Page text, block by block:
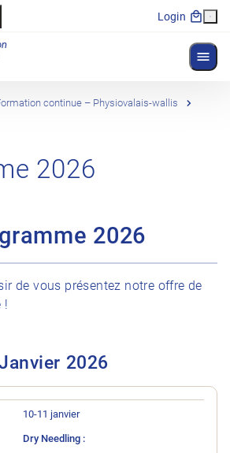
Login
continue – Physiovalais-wallis
2026
2026
de vous présentez notre offre de
!
2026
PrixLieu DétailsN° du cours
10-11 janvier
Dry Needling :